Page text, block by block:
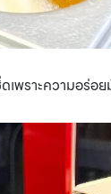
เพราะความอร่